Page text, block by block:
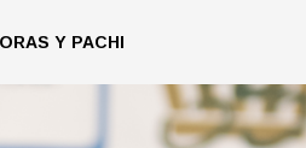
Y PACHI